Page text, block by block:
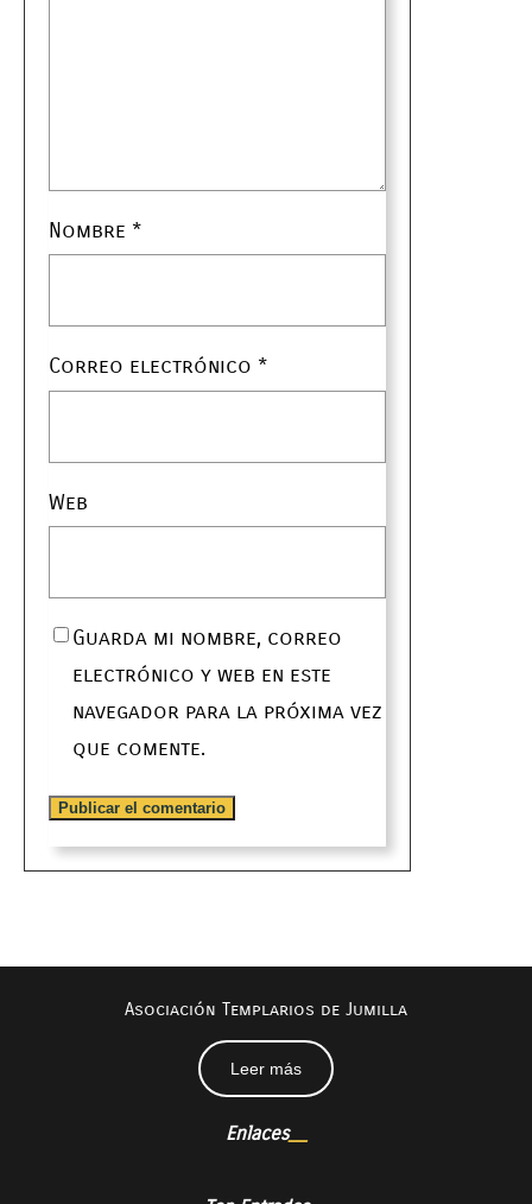
Nombre *
Correo electrónico *
Web
Guarda mi nombre, correo
electrónico y web en este
navegador para la próxima vez
que comente.
Asociación Templarios de Jumilla
Leer más
Enlaces